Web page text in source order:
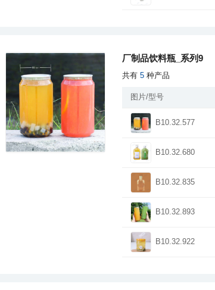
厂制品饮料瓶_系列9
共有 5 种产品
图片/型号
B10.32.577
B10.32.680
B10.32.835
B10.32.893
B10.32.922